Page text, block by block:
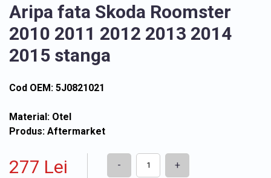
Aripa fata Skoda Roomster
2010 2011 2012 2013 2014
2015 stanga
Cod OEM: 5J0821021
Material: Otel
Produs: Aftermarket
277 Lei - +